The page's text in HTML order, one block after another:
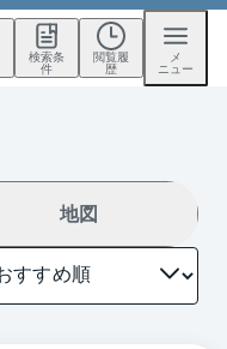
検索条
件
閲覧履
歴
メ
ニュー
地図
間取り